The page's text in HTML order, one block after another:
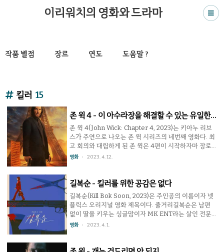
이리워치의 영화와 드라마
작품 별점 장르 연도 도움말 ?
킬러 15
존 윅 4 - 이 아수라장을 해결할 수 있는 유일한
결말
존 윅 4(John Wick: Chapter 4, 2023)는 키아누 리브
스가 주연으로 나오는 존 윅 시리즈의 네번째 영화다. 최
고 회의와 대립하게 된 존 윅은 4편이 시작하자마 장로 1
명을 해치운다. 최고 회의는 빈센트 드 그라몽 후작에게
아있던 친구들도 희생되기 시작하자 존 윅은 최후의 수
단에 도전하기로 한다. ....하지만 누가 신경쓰겠는가. 존
윅 4를 볼 정도라면 대부분 시리즈의 팬일 것이니 정교
한 스토리 같은 건 기대하지 않을 것이다. 존 윅은 이번에
도 정말 악당들을 많이 죽이고 또 죽이고 또 죽인다. 존
윅 또한 마지막에 죽은 걸로 처리되는 결말인데, 그러지
영화 2023. 4. 12.
길복순 - 킬러를 위한 공감은 없다
길복순(Kill Bok Soon, 2023)은 주인공의 이름이자 넷
플릭스 오리지널 영화 제목이다. 줄거리길복순은 남편
없이 딸을 키우는 싱글맘이자 MK ENT라는 살인 전문
기업의 A급 킬러다. 그녀는 MK 최고의 실력을 가졌지만
든 그녀의 딸을 키우는 일이다. ★★★★ 4/10 돈 때문
영화 2023. 4. 1.